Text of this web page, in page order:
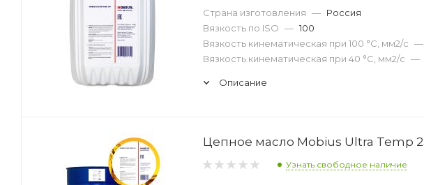
Страна изготовления — Россия
Вязкость по ISO — 100
Вязкость кинематическая при 100 °С, мм2/с —
Вязкость кинематическая при 40 °С, мм2/с —
Описание
Цепное масло Mobius Ultra Temp
Узнать свободное наличие